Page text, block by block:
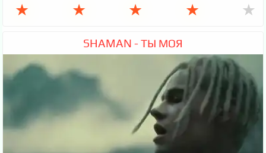
★ ★ ★ ★ ★
SHAMAN - ТЫ МОЯ